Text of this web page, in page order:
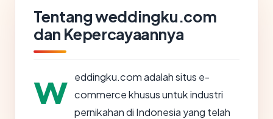
Tentang weddingku.com
dan Kepercayaannya
w eddingku.com adalah situs e-
commerce khusus untuk industri
pernikahan di Indonesia yang telah